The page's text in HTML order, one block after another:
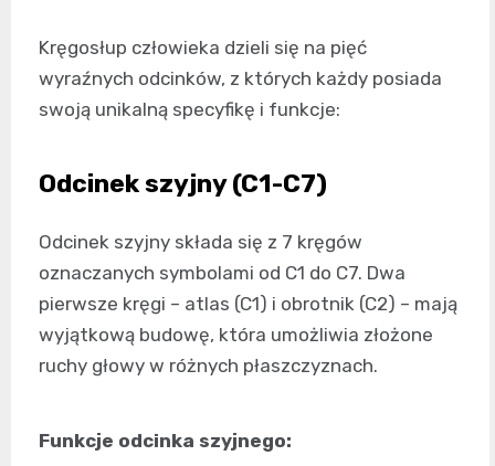
Kręgosłup człowieka dzieli się na pięć
wyraźnych odcinków, z których każdy posiada
swoją unikalną specyfikę i funkcje:
Odcinek szyjny (C1-C7)
Odcinek szyjny składa się z 7 kręgów
oznaczanych symbolami od C1 do C7. Dwa
pierwsze kręgi – atlas (C1) i obrotnik (C2) – mają
wyjątkową budowę, która umożliwia złożone
ruchy głowy w różnych płaszczyznach.
Funkcje odcinka szyjnego: